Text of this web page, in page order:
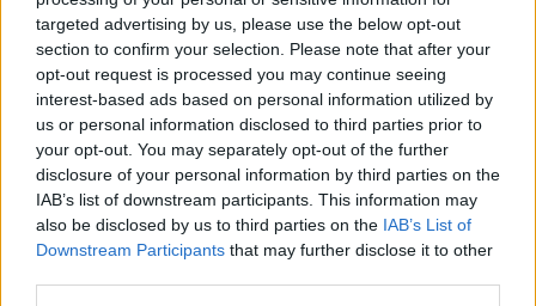
targeted advertising by us, please use the below opt-out
section to confirm your selection. Please note that after your
opt-out request is processed you may continue seeing
interest-based ads based on personal information utilized by
us or personal information disclosed to third parties prior to
your opt-out. You may separately opt-out of the further
disclosure of your personal information by third parties on the
IAB’s list of downstream participants. This information may
also be disclosed by us to third parties on the IAB’s List of
Downstream Participants that may further disclose it to other
ASK MOCCA BLOND
6 december, 2016
I ”Blond”
GRÅTT, PLATINUM –
BOB
10 november, 2016
I ”Blond”
Röd kavaj och platinum
hår